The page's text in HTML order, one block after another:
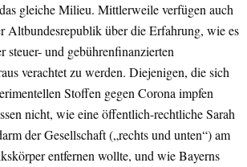
gleiche Milieu. Mittlerweile verfügen auch
Altbundesrepublik über die Erfahrung, wie es
steuer- und gebührenfinanzierten
verachtet zu werden. Diejenigen, die sich
Stoffen gegen Corona impfen
nicht, wie eine öffentlich-rechtliche Sarah
der Gesellschaft („rechts und unten“) am
entfernen wollte, und wie Bayerns